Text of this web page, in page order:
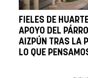
FIELES DE
APOYO DEL
AIZPÚN TRAS LA
LO QUE